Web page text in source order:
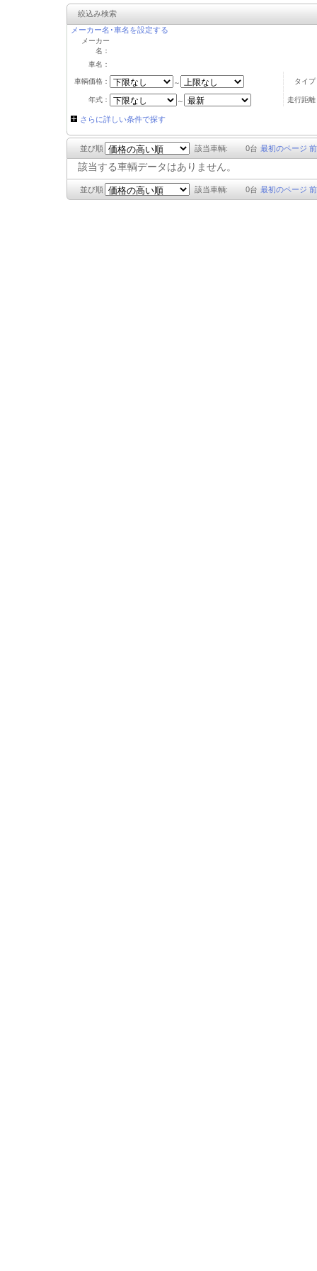
絞込み検索
メーカー名･車名を設定する
メーカー
名：
車名：
車輌価格： ～ タイプ
年式： ～ 走行距離
さらに詳しい条件で探す
並び順 該当車輌: 0台 最初のページ
該当する車輌データはありません。
並び順 該当車輌: 0台 最初のページ